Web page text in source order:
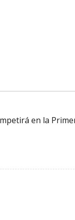
en la